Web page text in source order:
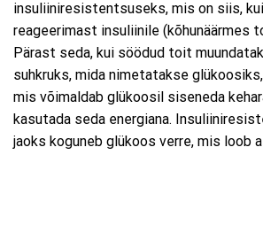
insuliiniresistentsuseks, mis on siis,
reageerimast insuliinile (kõhunäärmes
Pärast seda, kui söödud toit
suhkruks, mida nimetatakse
mis võimaldab glükoosil siseneda
kasutada seda energiana.
jaoks koguneb glükoos verre, mis loob